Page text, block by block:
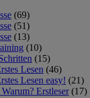
(69)
(51)
(13)
(10)
(15)
Lesen (46)
Lesen easy! (21)
Erstleser (17)